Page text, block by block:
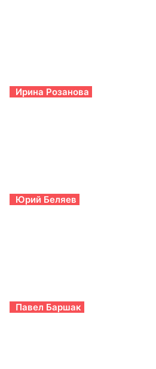
Ирина Розанова
Юрий Беляев
Павел Баршак